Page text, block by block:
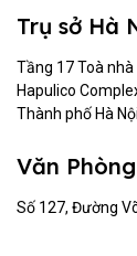
Trụ sở Hà
Tầng 17 Toà
Hapulico
Thành phố Hà Nội
Văn
Số 127, Đường